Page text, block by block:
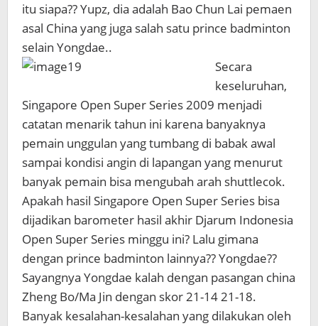
itu siapa?? Yupz, dia adalah Bao Chun Lai pemaen
asal China yang juga salah satu prince badminton
selain Yongdae..
Secara
keseluruhan,
Singapore Open Super Series 2009 menjadi
catatan menarik tahun ini karena banyaknya
pemain unggulan yang tumbang di babak awal
sampai kondisi angin di lapangan yang menurut
banyak pemain bisa mengubah arah shuttlecok.
Apakah hasil Singapore Open Super Series bisa
dijadikan barometer hasil akhir Djarum Indonesia
Open Super Series minggu ini? Lalu gimana
dengan prince badminton lainnya?? Yongdae??
Sayangnya Yongdae kalah dengan pasangan china
Zheng Bo/Ma Jin dengan skor 21-14 21-18.
Banyak kesalahan-kesalahan yang dilakukan oleh